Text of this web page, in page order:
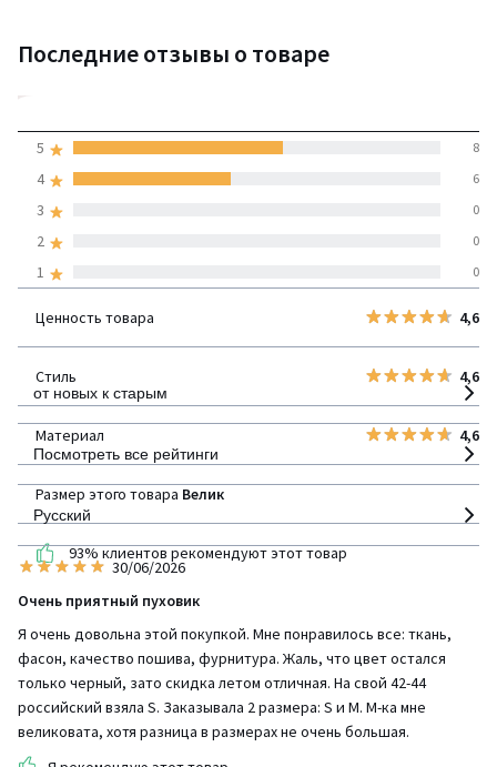
Последние отзывы о товаре
средняя оценка
1 0
2 0
3 0
4 6
5 8
Ценность товара 4,6
Стиль 4,6
Материал 4,6
Размер этого товара Велик
93% клиентов рекомендуют этот товар
от новых к старым
Посмотреть все рейтинги
Русский
30/06/2026
Очень приятный пуховик
Я очень довольна этой покупкой. Мне понравилось все: ткань,
фасон, качество пошива, фурнитура. Жаль, что цвет остался
только черный, зато скидка летом отличная. На свой 42-44
российский взяла S. Заказывала 2 размера: S и M. M-ка мне
великовата, хотя разница в размерах не очень большая.